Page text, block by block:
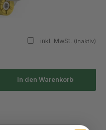
inkl. MwSt. (inaktiv)
In den Warenkorb